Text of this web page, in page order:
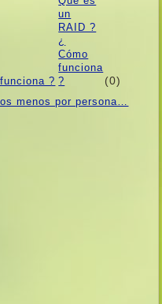
? (0)
menos por persona…